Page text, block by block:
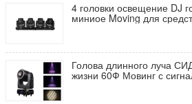
4 головки освещение DJ
миниое Moving для
Голова длинного луча
жизни 60Ф Мовинг с